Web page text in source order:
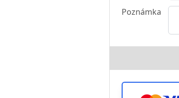
Poznámka